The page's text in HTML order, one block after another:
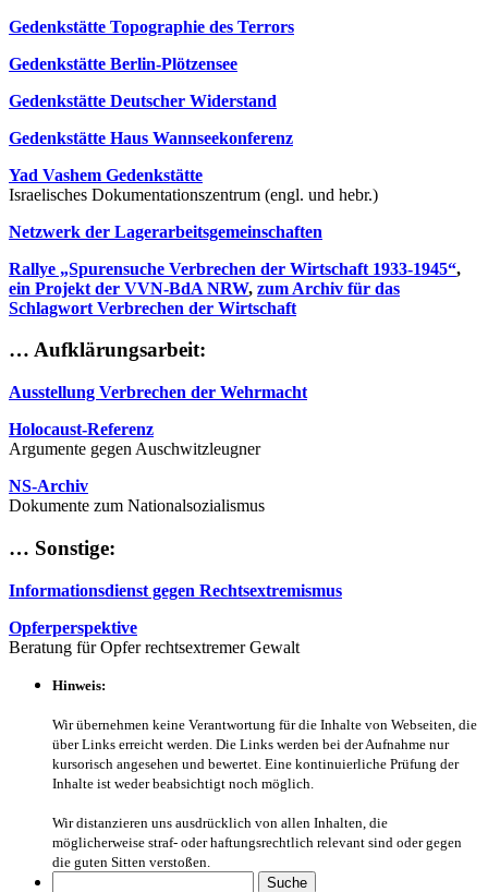
Gedenkstätte Topographie des Terrors
Gedenkstätte Berlin-Plötzensee
Gedenkstätte Deutscher Widerstand
Gedenkstätte Haus Wannseekonferenz
Yad Vashem Gedenkstätte
Israelisches Dokumentationszentrum (engl. und hebr.)
Netzwerk der Lagerarbeitsgemeinschaften
Rallye „Spurensuche Verbrechen der Wirtschaft 1933-1945“,
ein Projekt der VVN-BdA NRW, zum Archiv für das
Schlagwort Verbrechen der Wirtschaft
… Aufklärungsarbeit:
Ausstellung Verbrechen der Wehrmacht
Holocaust-Referenz
Argumente gegen Auschwitzleugner
NS-Archiv
Dokumente zum Nationalsozialismus
… Sonstige:
Informationsdienst gegen Rechtsextremismus
Opferperspektive
Beratung für Opfer rechtsextremer Gewalt
Hinweis:
Wir übernehmen keine Verantwortung für die Inhalte von Webseiten, die
über Links erreicht werden. Die Links werden bei der Aufnahme nur
kursorisch angesehen und bewertet. Eine kontinuierliche Prüfung der
Inhalte ist weder beabsichtigt noch möglich.
Wir distanzieren uns ausdrücklich von allen Inhalten, die
möglicherweise straf- oder haftungsrechtlich relevant sind oder gegen
die guten Sitten verstoßen.